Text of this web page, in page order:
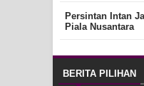
Persintan Intan
Piala Nusantara
BERITA PILIHAN